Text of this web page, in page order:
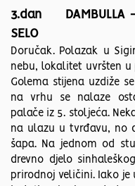
3.dan DAMBULLA –
SELO
Doručak. Polazak u
nebu, lokalitet uvršten u
Golema stijena uzdiže
na vrhu se nalaze
palače iz 5. stoljeća.
na ulazu u tvrđavu, no
šapa. Na jednom od
drevno djelo
prirodnoj veličini. Iako je